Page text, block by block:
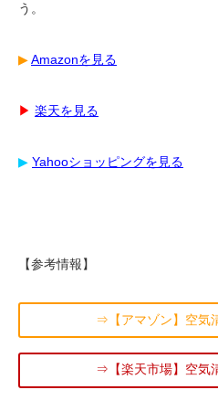
う。
▶︎Amazonを見る
▶︎ 楽天を見る
▶︎ Yahooショッピングを見る
【参考情報】
⇒【アマゾン】空気
⇒【楽天市場】空気